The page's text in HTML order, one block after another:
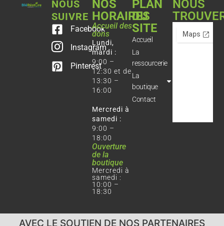
NOUS
SUIVRE
Facebook
Instagram
Pinterest
NOS
HORAIRES
Accueil des
dons
Lundi,
mardi :
9:00 –
12:30 et de
13:30 –
16:00
Mercredi à
samedi :
9:00 –
18:00
Ouverture
de la
boutique
Mercredi à
samedi :
10:00 –
18:30
PLAN
DU
SITE
Accueil
La
ressourcerie
La
boutique
Contact
NOUS
AVEC LE SOUTIEN DE NOS PARTENAIRES